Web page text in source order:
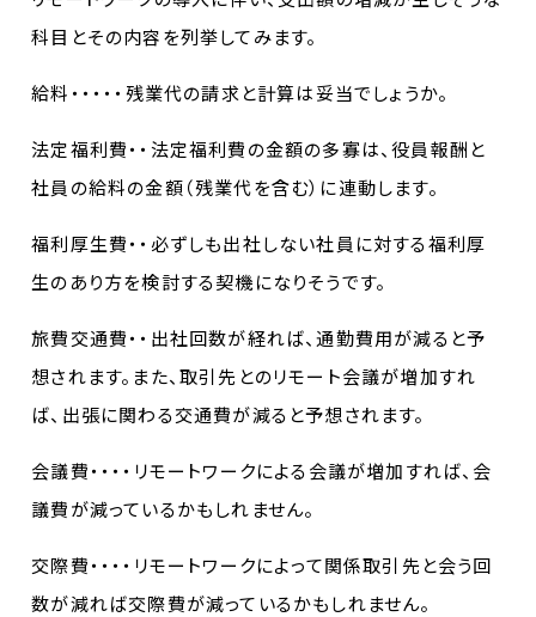
科目とその内容を列挙してみます。
給料・・・・・残業代の請求と計算は妥当でしょうか。
法定福利費・・法定福利費の金額の多寡は、役員報酬と
社員の給料の金額（残業代を含む）に連動します。
福利厚生費・・必ずしも出社しない社員に対する福利厚
生のあり方を検討する契機になりそうです。
旅費交通費・・出社回数が経れば、通勤費用が減ると予
想されます。また、取引先とのリモート会議が増加すれ
ば、出張に関わる交通費が減ると予想されます。
会議費・・・・リモートワークによる会議が増加すれば、会
議費が減っているかもしれません。
交際費・・・・リモートワークによって関係取引先と会う回
数が減れば交際費が減っているかもしれません。